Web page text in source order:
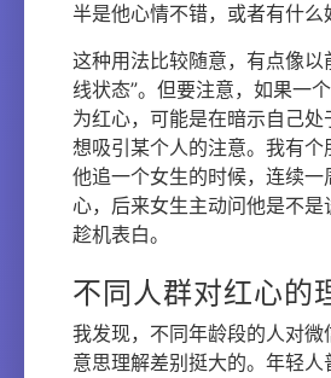
半是他心情不错，或者有什么
这种用法比较随意，有点像以
线状态”。但要注意，如果一
为红心，可能是在暗示自己
想吸引某个人的注意。我有个
他追一个女生的时候，连续一
心，后来女生主动问他是不是
趁机表白。
不同人群对红心的
我发现，不同年龄段的人对微
意思理解差别挺大的。年轻